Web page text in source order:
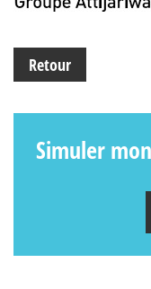
Retour
Simuler